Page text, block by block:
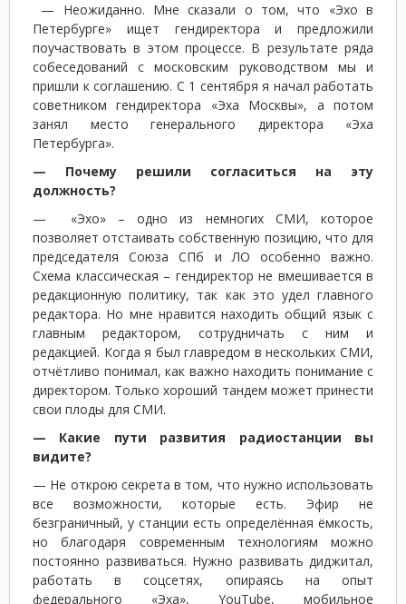
— Неожиданно. Мне сказали о том, что «Эхо в
Петербурге» ищет гендиректора и предложили
поучаствовать в этом процессе. В результате ряда
собеседований с московским руководством мы и
пришли к соглашению. С 1 сентября я начал работать
советником гендиректора «Эха Москвы», а потом
занял место генерального директора «Эха
Петербурга».
— Почему решили согласиться на эту
должность?
— «Эхо» – одно из немногих СМИ, которое
позволяет отстаивать собственную позицию, что для
председателя Союза СПб и ЛО особенно важно.
Схема классическая – гендиректор не вмешивается в
редакционную политику, так как это удел главного
редактора. Но мне нравится находить общий язык с
главным редактором, сотрудничать с ним и
редакцией. Когда я был главредом в нескольких СМИ,
отчётливо понимал, как важно находить понимание с
директором. Только хороший тандем может принести
свои плоды для СМИ.
— Какие пути развития радиостанции вы
видите?
— Не открою секрета в том, что нужно использовать
все возможности, которые есть. Эфир не
безграничный, у станции есть определённая ёмкость,
но благодаря современным технологиям можно
постоянно развиваться. Нужно развивать диджитал,
работать в соцсетях, опираясь на опыт
федерального «Эха», YouTube, мобильное